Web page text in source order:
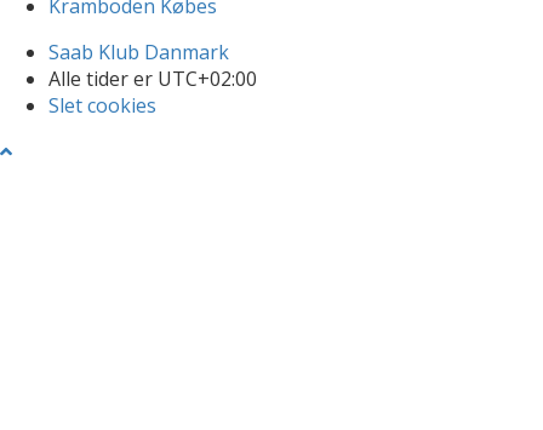
Kramboden Købes
Saab Klub Danmark
Alle tider er UTC+02:00
Slet cookies